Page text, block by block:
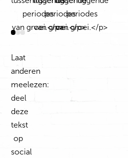
Laat
anderen
meelezen:
deel
deze
tekst
op
social